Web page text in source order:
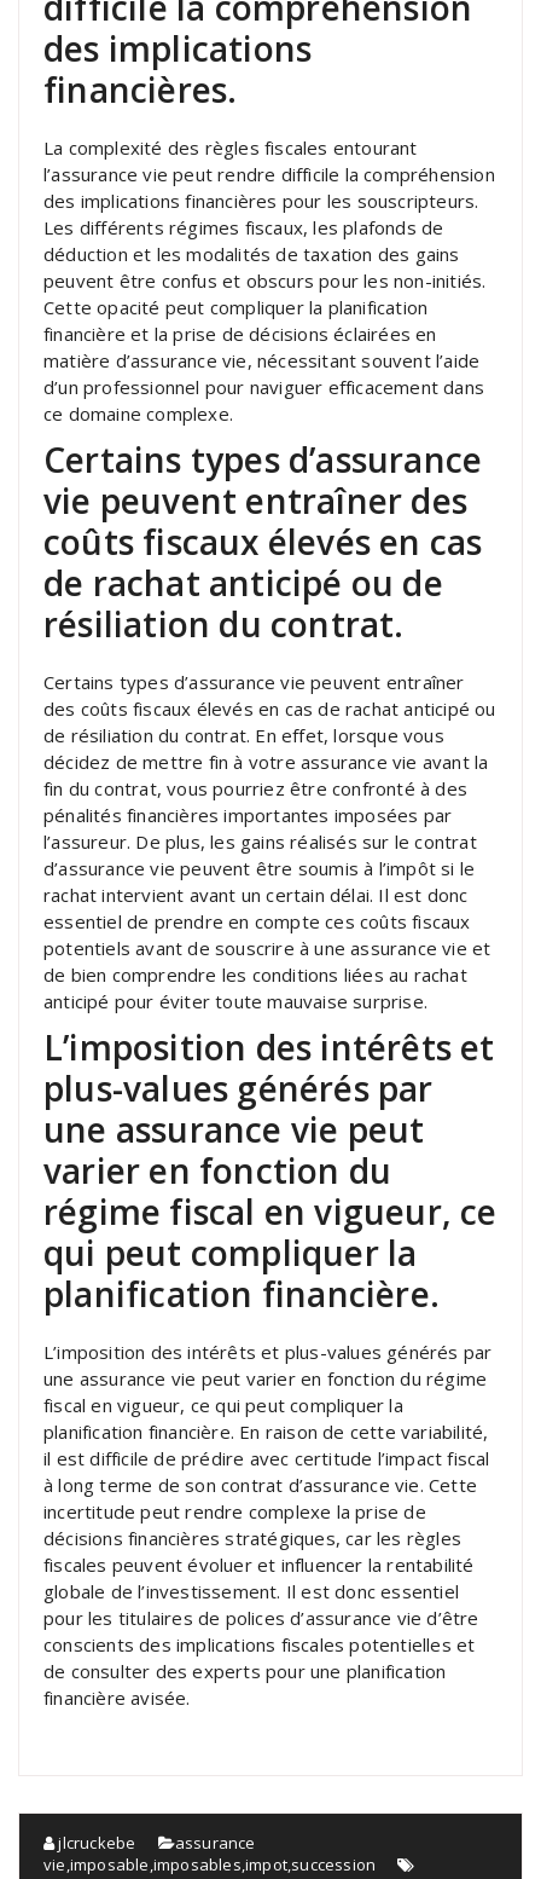
des implications
financières.
La complexité des règles fiscales entourant
l’assurance vie peut rendre difficile la compréhension
des implications financières pour les souscripteurs.
Les différents régimes fiscaux, les plafonds de
déduction et les modalités de taxation des gains
peuvent être confus et obscurs pour les non-initiés.
Cette opacité peut compliquer la planification
financière et la prise de décisions éclairées en
matière d’assurance vie, nécessitant souvent l’aide
d’un professionnel pour naviguer efficacement dans
ce domaine complexe.
Certains types d’assurance
vie peuvent entraîner des
coûts fiscaux élevés en cas
de rachat anticipé ou de
résiliation du contrat.
Certains types d’assurance vie peuvent entraîner
des coûts fiscaux élevés en cas de rachat anticipé ou
de résiliation du contrat. En effet, lorsque vous
décidez de mettre fin à votre assurance vie avant la
fin du contrat, vous pourriez être confronté à des
pénalités financières importantes imposées par
l’assureur. De plus, les gains réalisés sur le contrat
d’assurance vie peuvent être soumis à l’impôt si le
rachat intervient avant un certain délai. Il est donc
essentiel de prendre en compte ces coûts fiscaux
potentiels avant de souscrire à une assurance vie et
de bien comprendre les conditions liées au rachat
anticipé pour éviter toute mauvaise surprise.
L’imposition des intérêts et
plus-values générés par
une assurance vie peut
varier en fonction du
régime fiscal en vigueur, ce
qui peut compliquer la
planification financière.
L’imposition des intérêts et plus-values générés par
une assurance vie peut varier en fonction du régime
fiscal en vigueur, ce qui peut compliquer la
planification financière. En raison de cette variabilité,
il est difficile de prédire avec certitude l’impact fiscal
à long terme de son contrat d’assurance vie. Cette
incertitude peut rendre complexe la prise de
décisions financières stratégiques, car les règles
fiscales peuvent évoluer et influencer la rentabilité
globale de l’investissement. Il est donc essentiel
pour les titulaires de polices d’assurance vie d’être
conscients des implications fiscales potentielles et
de consulter des experts pour une planification
financière avisée.
jlcruckebe
assurance
vie imposable imposables ,impot succession